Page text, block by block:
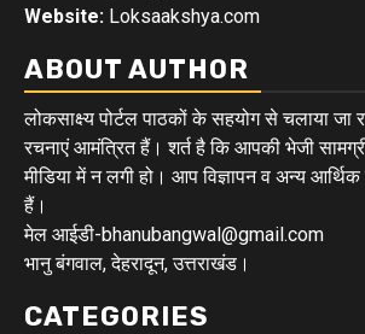
Website: Loksaakshya.com
ABOUT AUTHOR
लोकसाक्ष्य पोर्टल पाठकों के सहयोग से चलाया
रचनाएं आमंत्रित हैं। शर्त है कि आपकी भेजी
मीडिया में न लगी हो। आप विज्ञापन व अन्य
हैं।
मेल आईडी-bhanubangwal@gmail.com
भानु बंगवाल, देहरादून, उत्तराखंड।
CATEGORIES